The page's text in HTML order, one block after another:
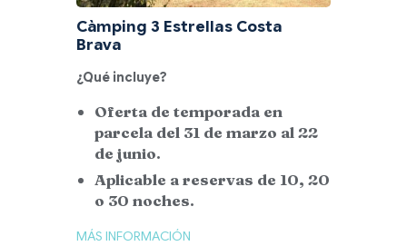
Càmping 3 Estrellas Costa
Brava
¿Qué incluye?
Oferta de temporada en
parcela del 31 de marzo al 22
de junio.
Aplicable a reservas de 10, 20
o 30 noches.
MÁS INFORMACIÓN